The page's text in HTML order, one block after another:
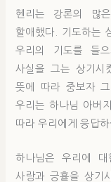
헨리는 강론의 많
할애했다. 기도하는
우리의 기도를 들
사실을 그는 상기시
뜻에 따라 중보자
우리는 하나님 아버
따라 우리에게 응답하
하나님은 우리에
사랑과 긍휼을 상기